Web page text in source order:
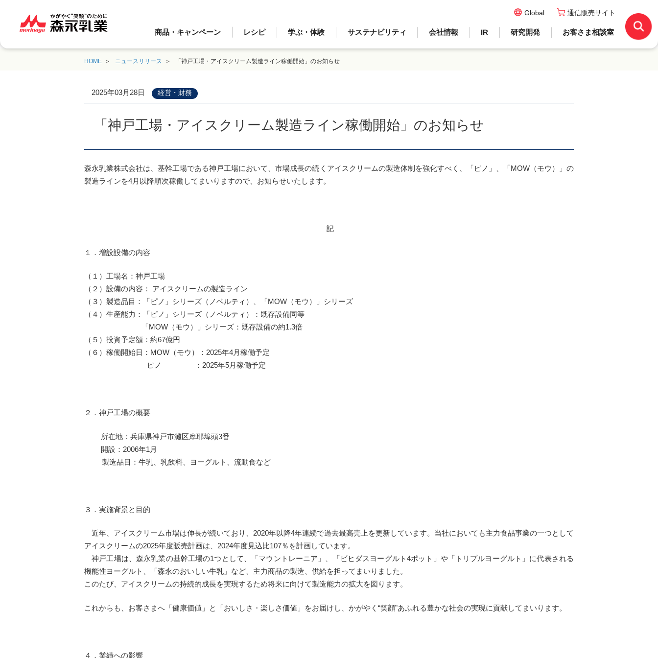
商品・キャンペーン レシピ 学ぶ・体験 サステナビリティ 会社情報 IR 研究開発 お客さま相談室
Global 通信販売サイト
HOME ニュースリリース 「神戸工場・アイスクリーム製造ライン稼働開始」のお知らせ
2025年03月28日 経営・財務
「神戸工場・アイスクリーム製造ライン稼働開始」のお知らせ
森永乳業株式会社は、基幹工場である神戸工場において、市場成長の続くアイスクリームの製造体制を強化すべく、「ピノ」、「MOW（モウ）」の
製造ラインを4月以降順次稼働してまいりますので、お知らせいたします。
記
１．増設設備の内容
（１）工場名：神戸工場
（２）設備の内容： アイスクリームの製造ライン
（３）製造品目：「ピノ」シリーズ（ノベルティ）、「MOW（モウ）」シリーズ
（４）生産能力：「ピノ」シリーズ（ノベルティ）：既存設備同等
「MOW（モウ）」シリーズ：既存設備の約1.3倍
（５）投資予定額：約67億円
（６）稼働開始日：MOW（モウ）：2025年4月稼働予定
ピノ ：2025年5月稼働予定
２．神戸工場の概要
所在地：兵庫県神戸市灘区摩耶埠頭3番
開設：2006年1月
製造品目：牛乳、乳飲料、ヨーグルト、流動食など
３．実施背景と目的
近年、アイスクリーム市場は伸長が続いており、2020年以降4年連続で過去最高売上を更新しています。当社においても主力食品事業の一つとして
アイスクリームの2025年度販売計画は、2024年度見込比107％を計画しています。
神戸工場は、森永乳業の基幹工場の1つとして、「マウントレーニア」、「ビヒダスヨーグルト4ポット」や「トリプルヨーグルト」に代表される
機能性ヨーグルト、「森永のおいしい牛乳」など、主力商品の製造、供給を担ってまいりました。
このたび、アイスクリームの持続的成長を実現するため将来に向けて製造能力の拡大を図ります。
これからも、お客さまへ「健康価値」と「おいしさ・楽しさ価値」をお届けし、かがやく“笑顔”あふれる豊かな社会の実現に貢献してまいります。
４．業績への影響